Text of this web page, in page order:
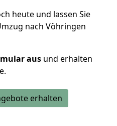
heute und lassen Sie
nach Vöhringen
aus und erhalten
erhalten